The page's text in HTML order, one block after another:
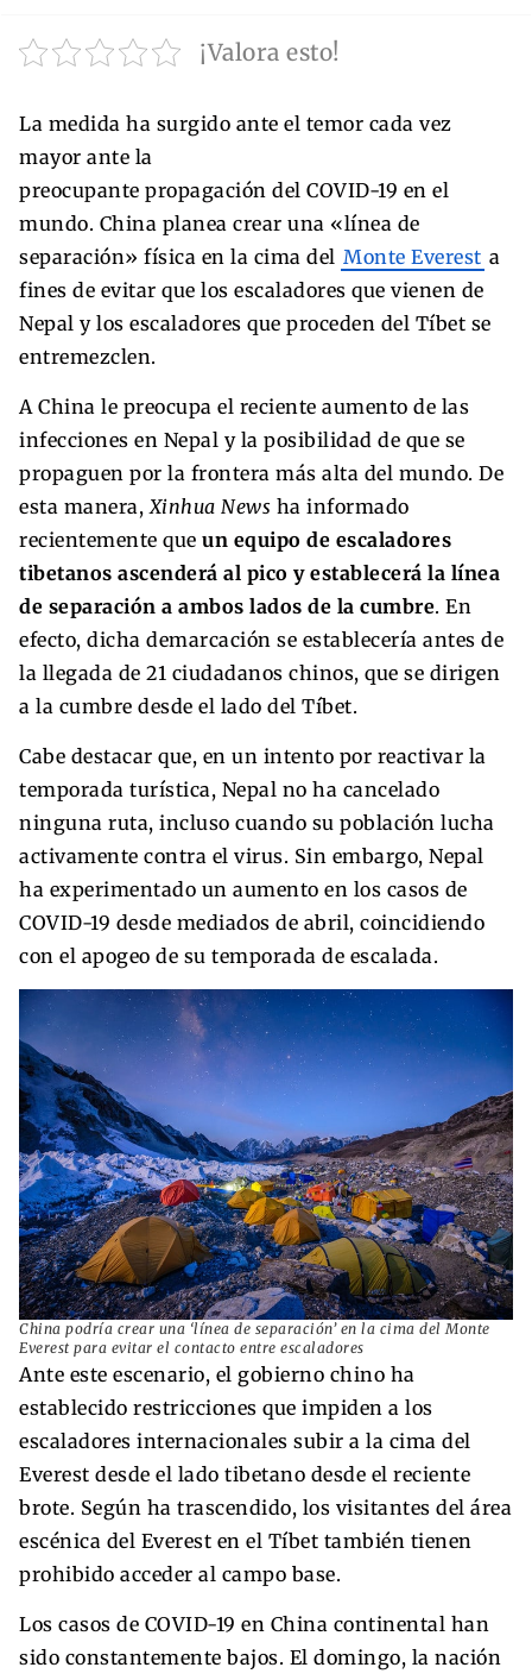
¡Valora esto!
La medida ha surgido ante el temor cada vez
mayor ante la
preocupante propagación del COVID-19 en el
mundo. China planea crear una «línea de
separación» física en la cima del Monte Everest a
fines de evitar que los escaladores que vienen de
Nepal y los escaladores que proceden del Tíbet se
entremezclen.
A China le preocupa el reciente aumento de las
infecciones en Nepal y la posibilidad de que se
propaguen por la frontera más alta del mundo. De
esta manera, Xinhua News ha informado
recientemente que un equipo de escaladores
tibetanos ascenderá al pico y establecerá la línea
de separación a ambos lados de la cumbre. En
efecto, dicha demarcación se establecería antes de
la llegada de 21 ciudadanos chinos, que se dirigen
a la cumbre desde el lado del Tíbet.
Cabe destacar que, en un intento por reactivar la
temporada turística, Nepal no ha cancelado
ninguna ruta, incluso cuando su población lucha
activamente contra el virus. Sin embargo, Nepal
ha experimentado un aumento en los casos de
COVID-19 desde mediados de abril, coincidiendo
con el apogeo de su temporada de escalada.
China podría crear una ‘línea de separación’ en la cima del Monte
Everest para evitar el contacto entre escaladores
Ante este escenario, el gobierno chino ha
establecido restricciones que impiden a los
escaladores internacionales subir a la cima del
Everest desde el lado tibetano desde el reciente
brote. Según ha trascendido, los visitantes del área
escénica del Everest en el Tíbet también tienen
prohibido acceder al campo base.
Los casos de COVID-19 en China continental han
sido constantemente bajos. El domingo, la nación